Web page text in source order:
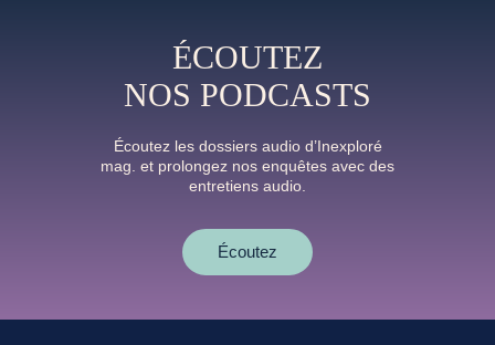
ÉCOUTEZ
NOS PODCASTS
Écoutez les dossiers audio d’Inexploré
mag. et prolongez nos enquêtes avec des
entretiens audio.
Écoutez